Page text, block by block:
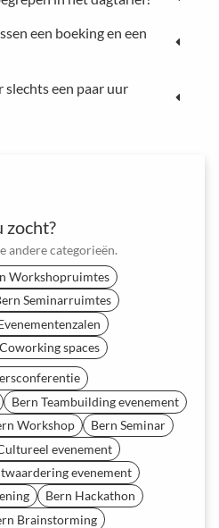
een boeking en een
slechts een paar uur
zocht?
andere categorieën.
Workshopruimtes
Seminarruimtes
spaces
Bern Teambuilding evenement
Workshop
Bern Seminar
evenement
evenement
Bern Hackathon
Brainstorming